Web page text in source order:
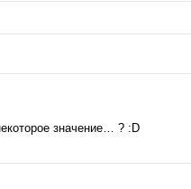
значение… ? :D